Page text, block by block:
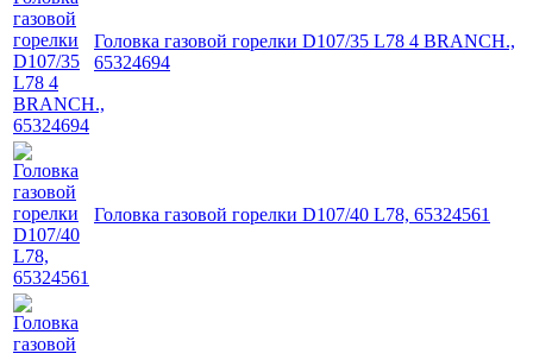
Головка газовой горелки D107/35 L78 4 BRANCH.,
65324694
Головка газовой горелки D107/40 L78, 65324561